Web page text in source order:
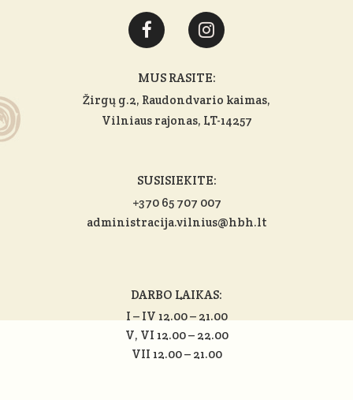
MUS RASITE:
Žirgų g.2, Raudondvario kaimas,
Vilniaus rajonas, LT-14257
SUSISIEKITE:
+370 65 707 007
administracija.vilnius@hbh.lt
DARBO LAIKAS:
I – IV 12.00 – 21.00
V, VI 12.00 – 22.00
VII 12.00 – 21.00